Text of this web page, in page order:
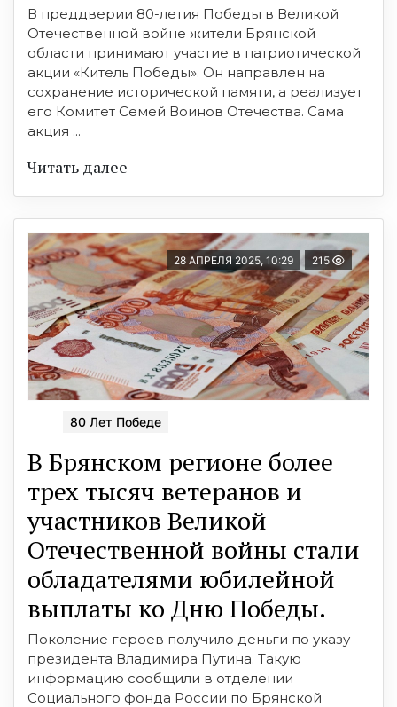
В преддверии 80-летия Победы в Великой
Отечественной войне жители Брянской
области принимают участие в патриотической
акции «Китель Победы». Он направлен на
сохранение исторической памяти, а реализует
его Комитет Семей Воинов Отечества. Сама
акция ...
Читать далее
28 АПРЕЛЯ 2025, 10:29 215
80 Лет Победе
В Брянском регионе более
трех тысяч ветеранов и
участников Великой
Отечественной войны стали
обладателями юбилейной
выплаты ко Дню Победы.
Поколение героев получило деньги по указу
президента Владимира Путина. Такую
информацию сообщили в отделении
Социального фонда России по Брянской